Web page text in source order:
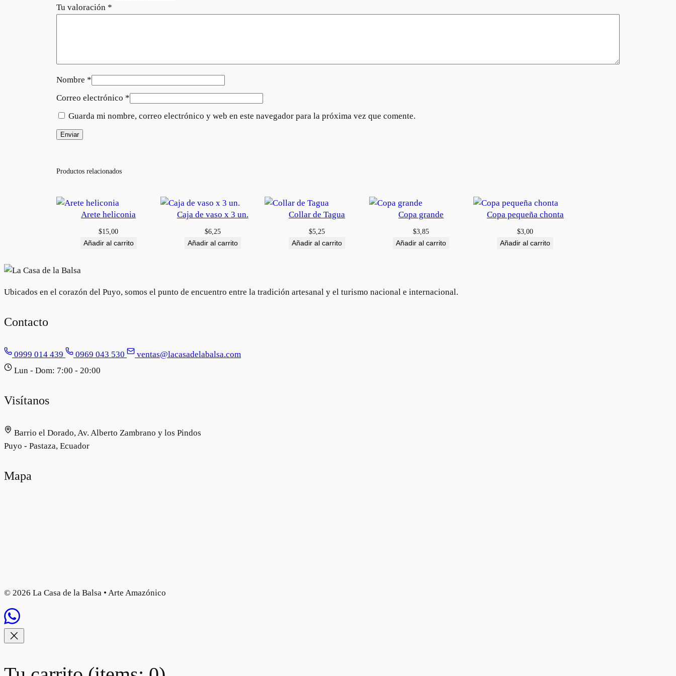
t
d
Tu valoración *
Nombre *
Correo electrónico *
Guarda mi nombre, correo electrónico y web en este navegador para la próxima vez que comente.
Productos relacionados
Arete heliconia
$15,00
Añadir al carrito
Caja de vaso x 3 un.
$6,25
Añadir al carrito
Collar de Tagua
$5,25
Añadir al carrito
Copa grande
$3,85
Añadir al carrito
Copa pequeña chonta
$3,00
Añadir al carrito
Ubicados en el corazón del Puyo, somos el punto de encuentro entre la tradición artesanal y el turismo nacional e internacional.
Contacto
0999 014 439 0969 043 530
ventas@lacasadelabalsa.com
Lun - Dom: 7:00 - 20:00
Visítanos
Barrio el Dorado, Av. Alberto Zambrano y los Pindos
Puyo - Pastaza, Ecuador
Mapa
© 2026 La Casa de la Balsa • Arte Amazónico